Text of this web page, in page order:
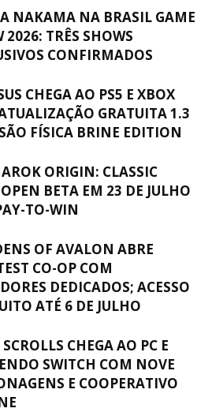
NAKAMA NA BRASIL GAME
2026: TRÊS SHOWS
CONFIRMADOS
CHEGA AO PS5 E XBOX
GRATUITA 1.3
FÍSICA BRINE EDITION
ORIGIN: CLASSIC
BETA EM 23 DE JULHO
TO-WIN
OF AVALON ABRE
CO-OP COM
DEDICADOS; ACESSO
ATÉ 6 DE JULHO
CHEGA AO PC E
SWITCH COM NOVE
E COOPERATIVO